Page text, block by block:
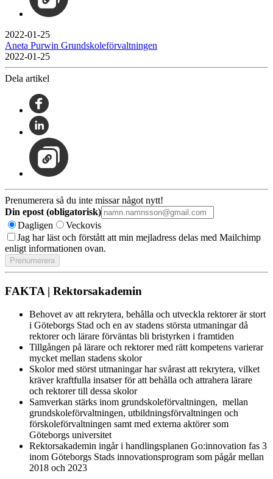
2022-01-25
Aneta Purwin Grundskoleförvaltningen
2022-01-25
Dela artikel
Prenumerera så du inte missar något nytt!
Din epost (obligatorisk)
Dagligen
Veckovis
Jag har läst och förstått att min mejladress delas med Mailchimp
enligt informationen ovan.
FAKTA | Rektorsakademin
Behovet av att rekrytera, behålla och utveckla rektorer är stort
i Göteborgs Stad och en av stadens största utmaningar då
rektorer och lärare förväntas bli bristyrken i framtiden
Tillgången på lärare och rektorer med rätt kompetens varierar
mycket mellan stadens skolor
Skolor med störst utmaningar har svårast att rekrytera, vilket
kräver kraftfulla insatser för att behålla och attrahera lärare
och rektorer till dessa skolor
Samverkan stärks inom grundskoleförvaltningen, mellan
grundskoleförvaltningen, utbildningsförvaltningen och
förskoleförvaltningen samt med externa aktörer som
Göteborgs universitet
Rektorsakademin ingår i handlingsplanen Go:innovation fas 3
inom Göteborgs Stads innovationsprogram som pågår mellan
2018 och 2023